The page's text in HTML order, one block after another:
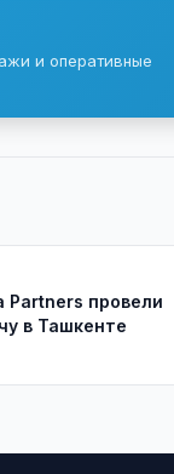
и оперативные
Partners провели
в Ташкенте